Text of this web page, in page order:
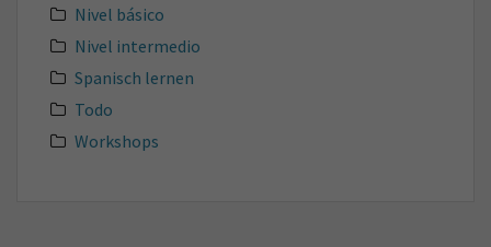
Nivel básico
Nivel intermedio
Spanisch lernen
Todo
Workshops